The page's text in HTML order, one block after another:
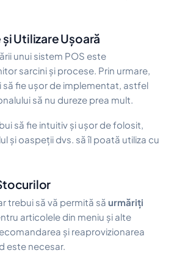
Utilizare Ușoară
unui sistem POS este
sarcini și procese. Prin urmare,
să fie ușor de implementat, astfel
să nu dureze prea mult.
să fie intuitiv și ușor de folosit,
și oaspeții dvs. să îl poată utiliza cu
trebui să vă permită să urmăriți
articolele din meniu și alte
și reaprovizionarea
este necesar.